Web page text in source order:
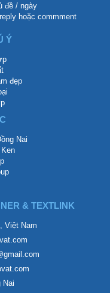
đề / ngày
hoặc commment
Ý
đẹp
Nai
& TEXTLINK
Việt Nam
Nai